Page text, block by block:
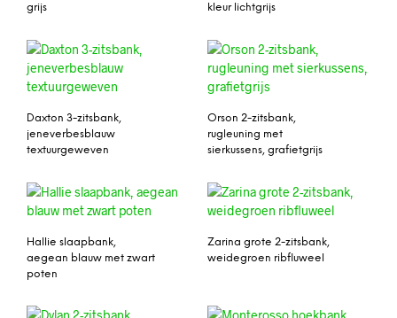
grijs
kleur lichtgrijs
Daxton 3-zitsbank,
jeneverbesblauw
textuurgeweven
Orson 2-zitsbank,
rugleuning met
sierkussens, grafietgrijs
Hallie slaapbank,
aegean blauw met zwart
poten
Zarina grote 2-zitsbank,
weidegroen ribfluweel